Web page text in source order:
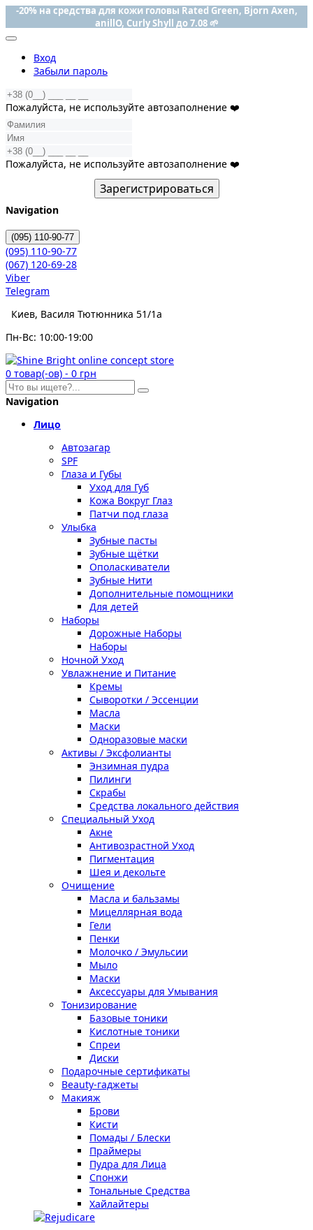
-20% на средства для кожи головы Rated Green, Bjorn Axen,
anillO, Curly Shyll до 7.08 🌱
Вход
Забыли пароль
Пожалуйста, не используйте автозаполнение ❤️
Пожалуйста, не используйте автозаполнение ❤️
Зарегистрироваться
Navigation
(095) 110-90-77
(095) 110-90-77
(067) 120-69-28
Viber
Telegram
Киев, Василя Тютюнника 51/1а
Пн-Вс: 10:00-19:00
0 товар(-ов) - 0 грн
Navigation
Лицо
Автозагар
SPF
Глаза и Губы
Уход для Губ
Кожа Вокруг Глаз
Патчи под глаза
Улыбка
Зубные пасты
Зубные щётки
Ополаскиватели
Зубные Нити
Дополнительные помощники
Для детей
Наборы
Дорожные Наборы
Наборы
Ночной Уход
Увлажнение и Питание
Кремы
Сыворотки / Эссенции
Масла
Маски
Одноразовые маски
Активы / Эксфолианты
Энзимная пудра
Пилинги
Скрабы
Средства локального действия
Специальный Уход
Акне
Антивозрастной Уход
Пигментация
Шея и декольте
Очищение
Масла и бальзамы
Мицеллярная вода
Гели
Пенки
Молочко / Эмульсии
Мыло
Маски
Аксессуары для Умывания
Тонизирование
Базовые тоники
Кислотные тоники
Спреи
Диски
Подарочные сертификаты
Beauty-гаджеты
Макияж
Брови
Кисти
Помады / Блески
Праймеры
Пудра для Лица
Спонжи
Тональные Средства
Хайлайтеры